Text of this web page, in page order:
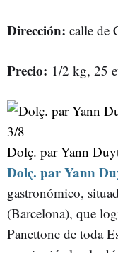
Dirección: calle de
Precio: 1/2 kg, 25
3/8
Dolç. par Yann
Dolç. par Yann
gastronómico,
(Barcelona), que
Panettone de toda